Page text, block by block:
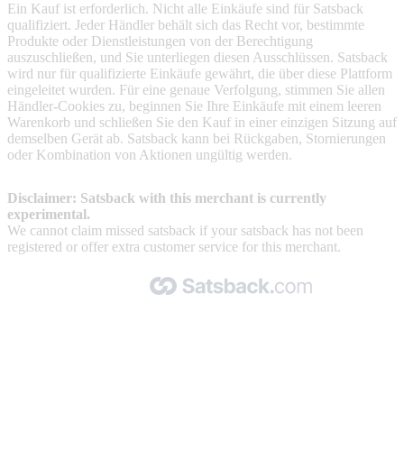
Ein Kauf ist erforderlich. Nicht alle Einkäufe sind für Satsback
qualifiziert. Jeder Händler behält sich das Recht vor, bestimmte
Produkte oder Dienstleistungen von der Berechtigung
auszuschließen, und Sie unterliegen diesen Ausschlüssen. Satsback
wird nur für qualifizierte Einkäufe gewährt, die über diese Plattform
eingeleitet wurden. Für eine genaue Verfolgung, stimmen Sie allen
Händler-Cookies zu, beginnen Sie Ihre Einkäufe mit einem leeren
Warenkorb und schließen Sie den Kauf in einer einzigen Sitzung auf
demselben Gerät ab. Satsback kann bei Rückgaben, Stornierungen
oder Kombination von Aktionen ungültig werden.
Disclaimer: Satsback with this merchant is currently
experimental.
We cannot claim missed satsback if your satsback has not been
registered or offer extra customer service for this merchant.